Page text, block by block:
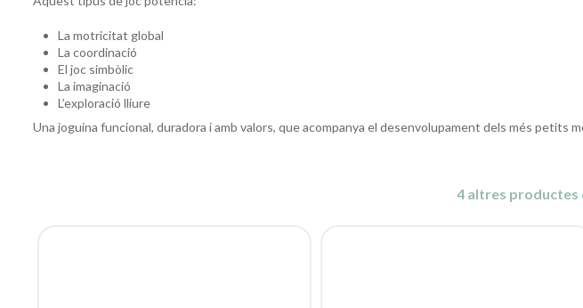
La motricitat global
La coordinació
El joc simbòlic
La imaginació
L’exploració lliure
Una joguina funcional, duradora i amb valors, que acompanya el desenvolupament dels més petits
4 altres productes